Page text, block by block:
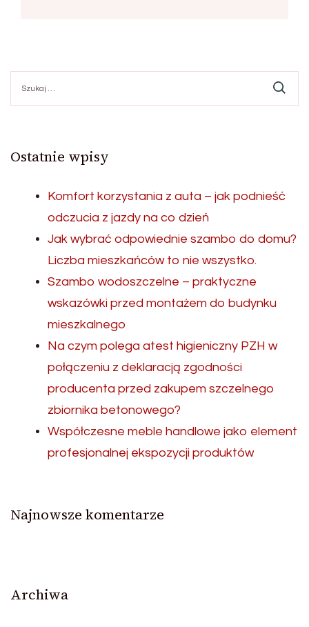
Ostatnie wpisy
Komfort korzystania z auta – jak podnieść
odczucia z jazdy na co dzień
Jak wybrać odpowiednie szambo do domu?
Liczba mieszkańców to nie wszystko.
Szambo wodoszczelne – praktyczne
wskazówki przed montażem do budynku
mieszkalnego
Na czym polega atest higieniczny PZH w
połączeniu z deklaracją zgodności
producenta przed zakupem szczelnego
zbiornika betonowego?
Współczesne meble handlowe jako element
profesjonalnej ekspozycji produktów
Najnowsze komentarze
Archiwa